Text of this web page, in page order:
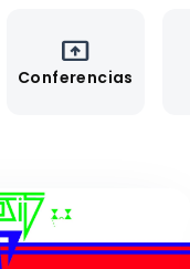
present_to_all
Conferencias